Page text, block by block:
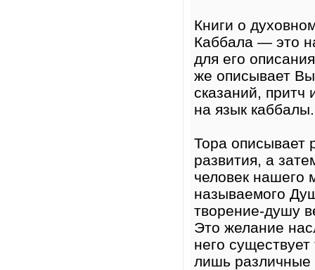
Книги о
Каббала — это
для его
же описывает
сказаний, притч
на язык каббалы.
Тора описывает
развития, а
человек нашего
называемого
творение-душу
Это желание
него
лишь различные